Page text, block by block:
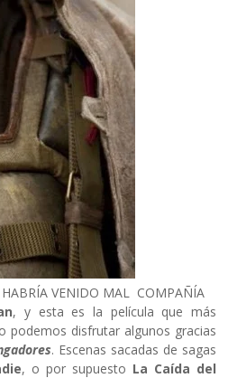
HABRÍA VENIDO MAL COMPAÑÍA
, y esta es la película que más
podemos disfrutar algunos gracias
. Escenas sacadas de sagas
, o por supuesto La Caída del